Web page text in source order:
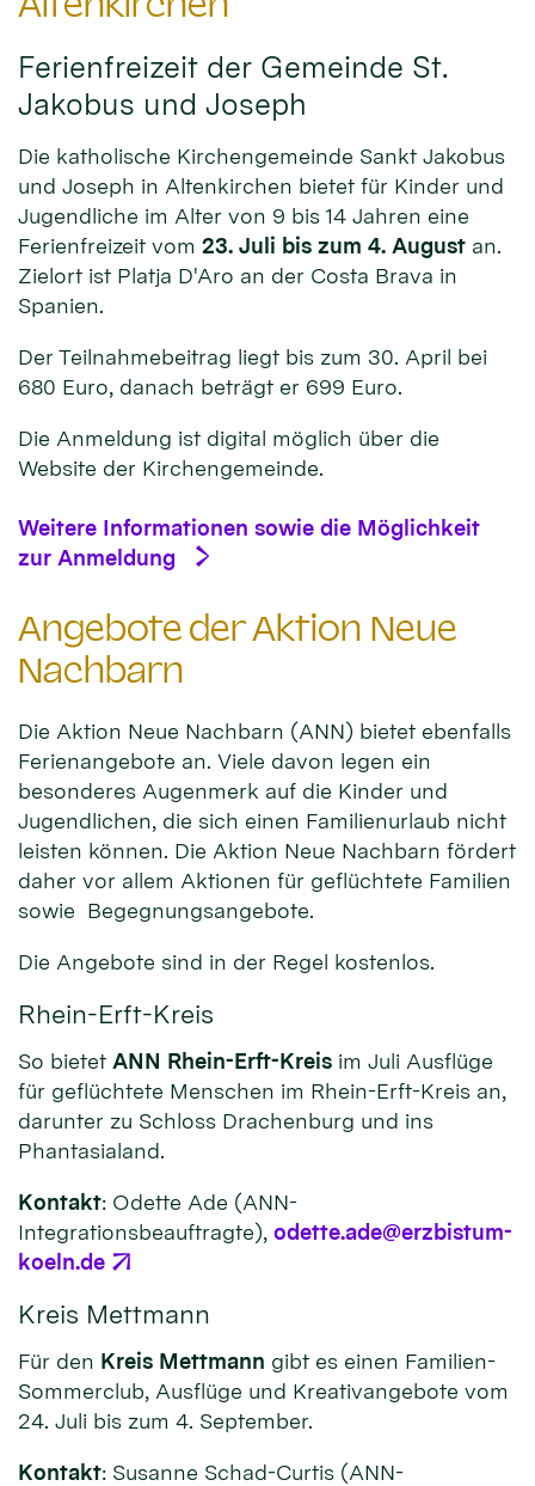
Ferienfreizeit der Gemeinde St.
Jakobus und Joseph
Die katholische Kirchengemeinde Sankt Jakobus
und Joseph in Altenkirchen bietet für Kinder und
Jugendliche im Alter von 9 bis 14 Jahren eine
Ferienfreizeit vom 23. Juli bis zum 4. August an.
Zielort ist Platja D'Aro an der Costa Brava in
Spanien.
Der Teilnahmebeitrag liegt bis zum 30. April bei
680 Euro, danach beträgt er 699 Euro.
Die Anmeldung ist digital möglich über die
Website der Kirchengemeinde.
Weitere Informationen sowie die Möglichkeit
zur Anmeldung
Angebote der Aktion Neue
Nachbarn
Die Aktion Neue Nachbarn (ANN) bietet ebenfalls
Ferienangebote an. Viele davon legen ein
besonderes Augenmerk auf die Kinder und
Jugendlichen, die sich einen Familienurlaub nicht
leisten können. Die Aktion Neue Nachbarn fördert
daher vor allem Aktionen für geflüchtete Familien
sowie Begegnungsangebote.
Die Angebote sind in der Regel kostenlos.
Rhein-Erft-Kreis
So bietet ANN Rhein-Erft-Kreis im Juli Ausflüge
für geflüchtete Menschen im Rhein-Erft-Kreis an,
darunter zu Schloss Drachenburg und ins
Phantasialand.
Kontakt: Odette Ade (ANN-
Integrationsbeauftragte), odette.ade@erzbistum-
koeln.de
Kreis Mettmann
Für den Kreis Mettmann gibt es einen Familien-
Sommerclub, Ausflüge und Kreativangebote vom
24. Juli bis zum 4. September.
Kontakt: Susanne Schad-Curtis (ANN-